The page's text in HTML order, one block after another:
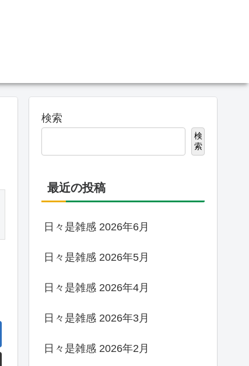
検索
検
索
最近の投稿
日々是雑感 2026年6月
日々是雑感 2026年5月
日々是雑感 2026年4月
日々是雑感 2026年3月
日々是雑感 2026年2月